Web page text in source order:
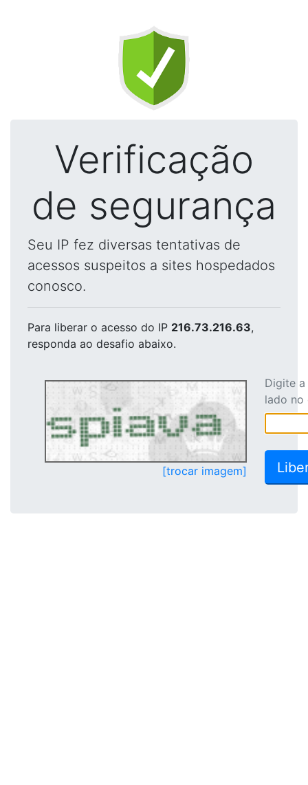
Verificação
de segurança
Seu IP fez diversas tentativas de
acessos suspeitos a sites hospedados
conosco.
Para liberar o acesso do IP 216.73.216.63,
responda ao desafio abaixo.
[trocar imagem]
Digite
lado no